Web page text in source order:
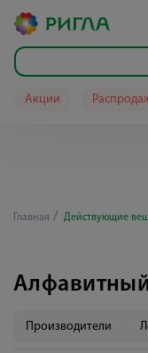
Акции
Главная Действующие
Алфавитный
Производители